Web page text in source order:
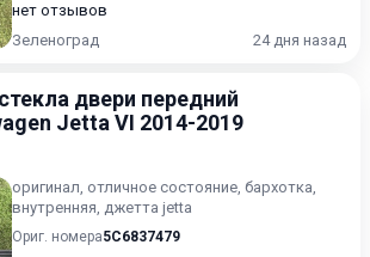
нет отзывов
Зеленоград
24 дня назад
двери передний
Jetta VI 2014-2019
оригинал, отличное состояние, бархотка,
внутренняя, джетта jetta
Ориг. номера5C6837479